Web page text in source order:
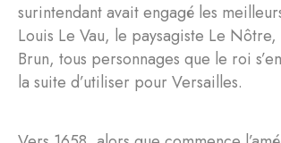
surintendant avait engagé les
Louis Le Vau, le paysagiste Le
Brun, tous personnages que le roi
la suite d’utiliser pour Versailles.